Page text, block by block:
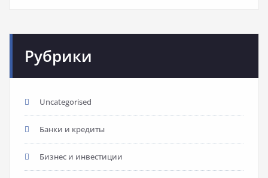
Рубрики
Uncategorised
Банки и кредиты
Бизнес и инвестиции